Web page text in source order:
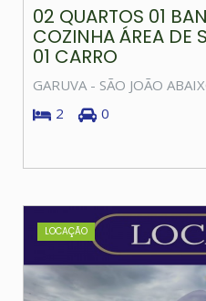
02 QUARTOS 01
COZINHA ÁREA DE
01 CARRO
GARUVA - SÃO JOÃO
2
0
LOCAÇÃO